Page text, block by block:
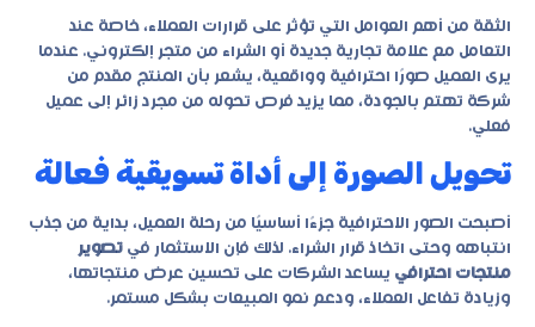
الثقة من أهم العوامل التي تؤثر على قرارات العملاء، خاصة عند
التعامل مع علامة تجارية جديدة أو الشراء من متجر إلكتروني. عندما
يرى العميل صورًا احترافية وواقعية، يشعر بأن المنتج مقدم من
شركة تهتم بالجودة، مما يزيد فرص تحوله من مجرد زائر إلى عميل
فعلي.
تحويل الصورة إلى أداة تسويقية فعالة
أصبحت الصور الاحترافية جزءًا أساسيًا من رحلة العميل، بداية من جذب
انتباهه وحتى اتخاذ قرار الشراء. لذلك فإن الاستثمار في تصوير
منتجات احترافي يساعد الشركات على تحسين عرض منتجاتها،
وزيادة تفاعل العملاء، ودعم نمو المبيعات بشكل مستمر.